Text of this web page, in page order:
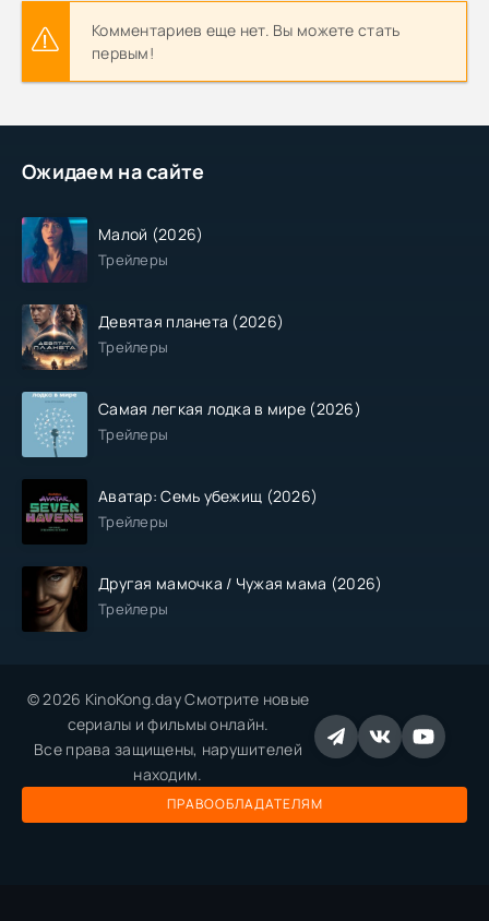
Ожидаем на сайте
Малой (2026)
Трейлеры
Девятая планета (2026)
Трейлеры
Самая легкая лодка в мире (2026)
Трейлеры
Аватар: Семь убежищ (2026)
Трейлеры
Другая мамочка / Чужая мама (2026)
Трейлеры
Комментариев еще нет. Вы можете стать
первым!
© 2026 KinoKong.day Смотрите новые
сериалы и фильмы онлайн.
Все права защищены, нарушителей
находим.
ПРАВООБЛАДАТЕЛЯМ